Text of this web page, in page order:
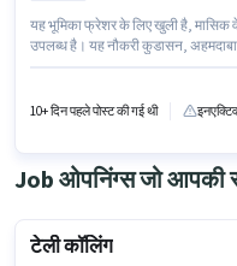
यह भूमिका फ्रेशर के लिए खुली है, मासिक
उपलब्ध है। यह नौकरी कुडासन,
आवेदकों के पास कम से कम 10वीं पास डिग्री
10+ दिन पहले पोस्ट की गई थी
Job ओपनिंग्स जो आपकी
टेली कॉलिंग